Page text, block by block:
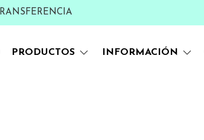
PRODUCTOS INFORMACIÓN